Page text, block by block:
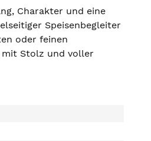
Charakter und eine
Speisenbegleiter
oder feinen
mit Stolz und voller